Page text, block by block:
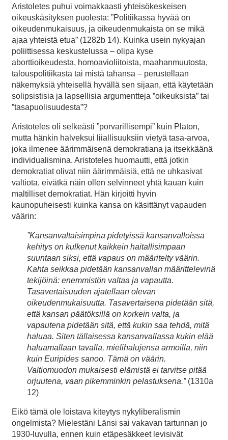
Aristoletes puhui voimakkaasti yhteisökeskeisen
oikeuskäsityksen puolesta: ”Politiikassa hyvää on
oikeudenmukaisuus, ja oikeudenmukaista on se mikä
ajaa yhteistä etua” (1282b 14). Kuinka usein nykyajan
poliittisessa keskustelussa – olipa kyse
aborttioikeudesta, homoavioliitoista, maahanmuutosta,
talouspolitiikasta tai mistä tahansa – perustellaan
näkemyksiä yhteisellä hyvällä sen sijaan, että käytetään
solipsistisia ja lapsellisia argumentteja ”oikeuksista” tai
”tasapuolisuudesta”?
Aristoteles oli selkeästi ”porvarillisempi” kuin Platon,
mutta hänkin halveksui liiallisuuksiin vietyä tasa-arvoa,
joka ilmenee äärimmäisenä demokratiana ja itsekkäänä
individualismina. Aristoteles huomautti, että jotkin
demokratiat olivat niin äärimmäisiä, että ne uhkasivat
valtiota, eivätkä näin ollen selvinneet yhtä kauan kuin
maltilliset demokratiat. Hän kirjoitti hyvin
kaunopuheisesti kuinka kansa on käsittänyt vapauden
väärin:
”Kansanvaltaisimpina pidetyissä kansanvalloissa
kehitys on kulkenut kaikkein haitallisimpaan
suuntaan siksi, että vapaus on määritelty väärin.
Kahta seikkaa pidetään kansanvallan määrittelevinä
tekijöinä: enemmistön valtaa ja vapautta.
Tasavertaisuuden ajatellaan olevan
oikeudenmukaisuutta. Tasavertaisena pidetään sitä,
että kansan päätöksillä on korkein valta, ja
vapautena pidetään sitä, että kukin saa tehdä, mitä
haluaa. Siten tällaisessa kansanvallassa kukin elää
haluamallaan tavalla, mielihalujensa armoilla, niin
kuin Euripides sanoo. Tämä on väärin.
Valtiomuodon mukaisesti elämistä ei tarvitse pitää
orjuutena, vaan pikemminkin pelastuksena.”(1310a
12)
Eikö tämä ole loistava kiteytys nykyliberalismin
ongelmista? Mielestäni Länsi sai vakavan tartunnan jo
1930-luvulla, ennen kuin etäpesäkkeet levisivät